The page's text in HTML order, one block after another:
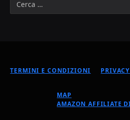
TERMINI E CONDIZIONI
MAP
AMAZON AFFILIATE